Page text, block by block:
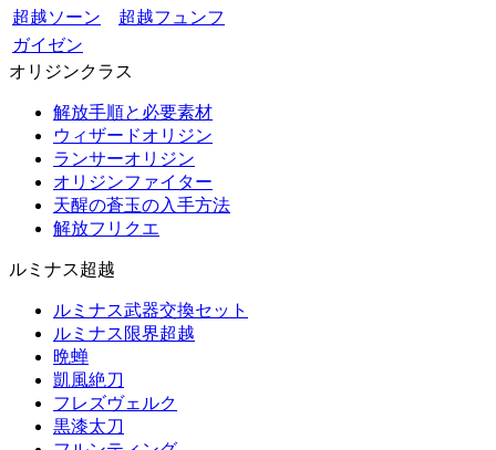
超越ソーン
超越フュンフ
ガイゼン
オリジンクラス
解放手順と必要素材
ウィザードオリジン
ランサーオリジン
オリジンファイター
天醒の蒼玉の入手方法
解放フリクエ
ルミナス超越
ルミナス武器交換セット
ルミナス限界超越
晩蝉
凱風絶刀
フレズヴェルク
黒漆太刀